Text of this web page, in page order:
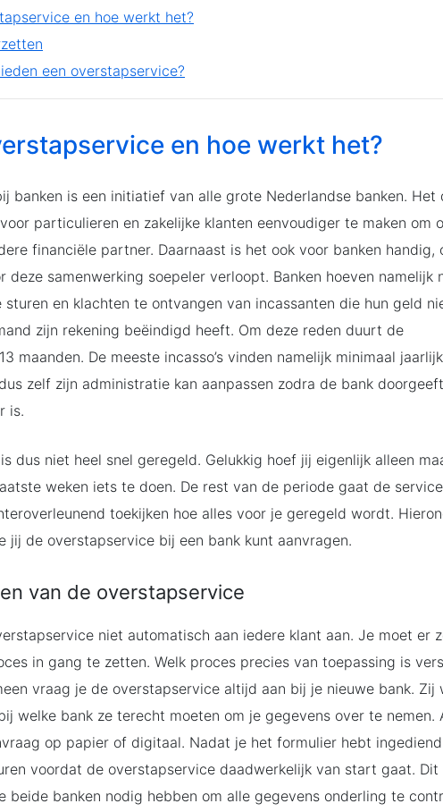
en hoe werkt het?
een overstapservice?
en hoe werkt het?
banken is een initiatief van alle grote Nederlandse banken. Het
particulieren en zakelijke klanten eenvoudiger te maken om
financiële partner. Daarnaast is het ook voor banken handig,
deze samenwerking soepeler verloopt. Banken hoeven namelijk
sturen en klachten te ontvangen van incassanten die hun geld
zijn rekening beëindigd heeft. Om deze reden duurt de
maanden. De meeste incasso’s vinden namelijk minimaal
zelf zijn administratie kan aanpassen zodra de bank
is.
dus niet heel snel geregeld. Gelukkig hoef jij eigenlijk alleen
weken iets te doen. De rest van de periode gaat de
toekijken hoe alles voor je geregeld wordt.
jij de overstapservice bij een bank kunt aanvragen.
van de overstapservice
niet automatisch aan iedere klant aan. Je moet er
in gang te zetten. Welk proces precies van toepassing is
vraag je de overstapservice altijd aan bij je nieuwe bank. Zij
welke bank ze terecht moeten om je gegevens over te nemen.
op papier of digitaal. Nadat je het formulier hebt
voordat de overstapservice daadwerkelijk van start gaat.
beide banken nodig hebben om alle gegevens onderling te